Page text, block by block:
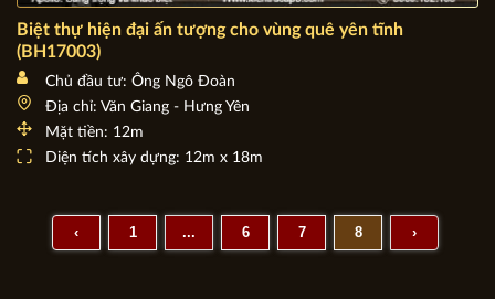
Biệt thự hiện đại ấn tượng cho vùng quê yên tĩnh
(BH17003)
Chủ đầu tư: Ông Ngô Đoàn
Địa chỉ: Văn Giang - Hưng Yên
Mặt tiền: 12m
Diện tích xây dựng: 12m x 18m
‹ 1 ... 6 7 8 ›